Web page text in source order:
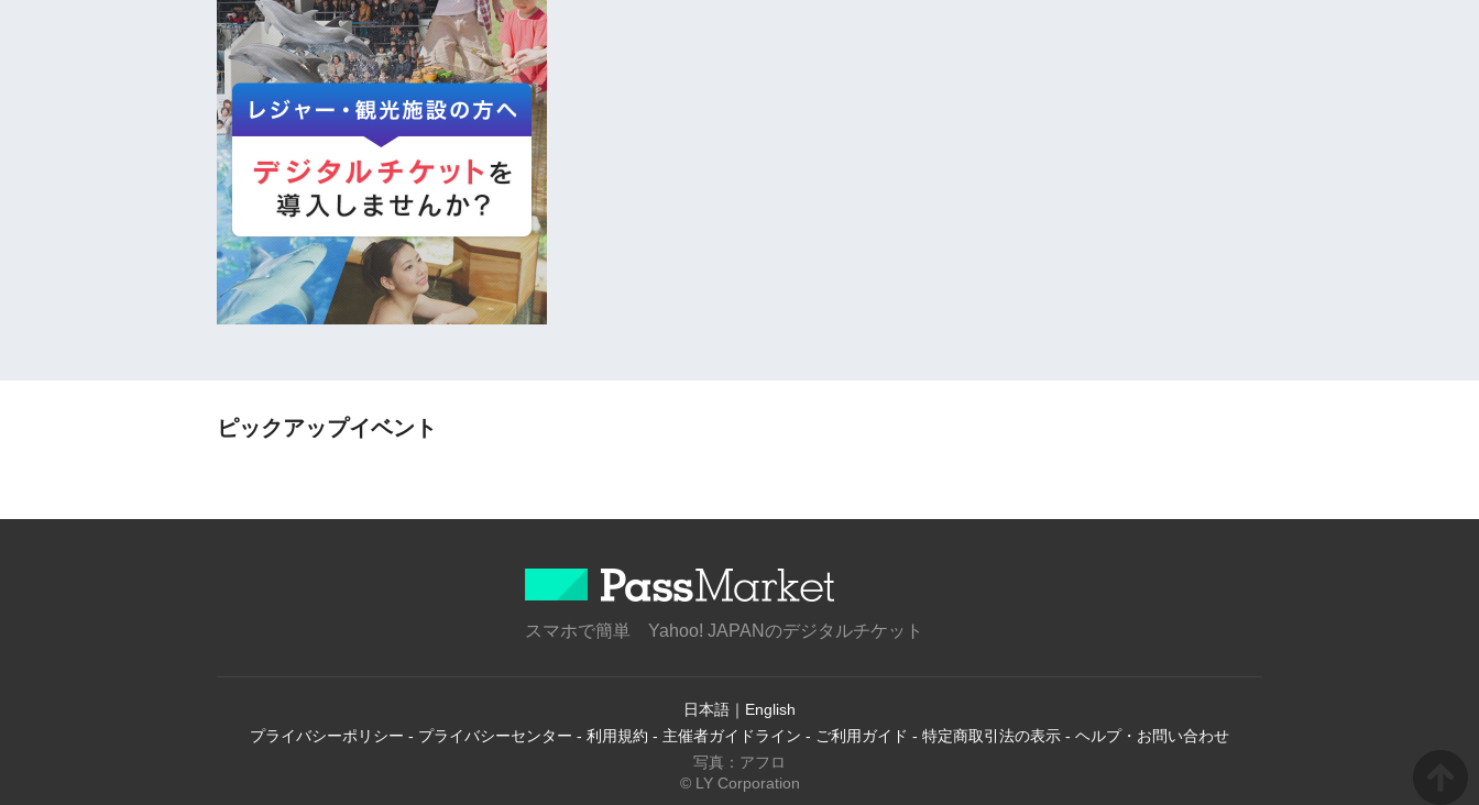
ピックアップイベント
スマホで簡単 Yahoo! JAPANのデジタルチケット
日本語 ｜ English
プライバシーポリシー - プライバシーセンター - 利用規約 - 主催者ガイドライン - ご利用ガイド - 特定商取引法の表示 - ヘルプ・お問い合わせ
写真：アフロ
© LY Corporation